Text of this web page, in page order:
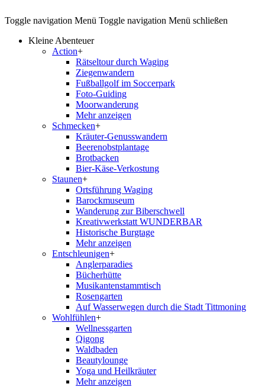
Toggle navigation Menü Toggle navigation Menü schließen
Kleine Abenteuer
Action+
Rätseltour durch Waging
Ziegenwandern
Fußballgolf im Soccerpark
Foto-Guiding
Moorwanderung
Mehr anzeigen
Schmecken+
Kräuter-Genusswandern
Beerenobstplantage
Brotbacken
Bier-Käse-Verkostung
Staunen+
Ortsführung Waging
Barockmuseum
Wanderung zur Biberschwell
Kreativwerkstatt WUNDERBAR
Historische Burgtage
Mehr anzeigen
Entschleunigen+
Anglerparadies
Bücherhütte
Musikantenstammtisch
Rosengarten
Auf Wasserwegen durch die Stadt Tittmoning
Wohlfühlen+
Wellnessgarten
Qigong
Waldbaden
Beautylounge
Yoga und Heilkräuter
Mehr anzeigen